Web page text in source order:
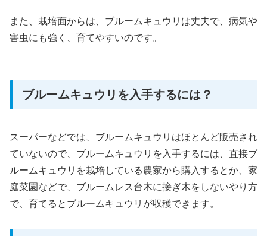
また、栽培面からは、ブルームキュウリは丈夫で、病気や
害虫にも強く、育てやすいのです。
ブルームキュウリを入手するには？
スーパーなどでは、ブルームキュウリはほとんど販売され
ていないので、ブルームキュウリを入手するには、直接ブ
ルームキュウリを栽培している農家から購入するとか、家
庭菜園などで、ブルームレス台木に接ぎ木をしないやり方
で、育てるとブルームキュウリが収穫できます。